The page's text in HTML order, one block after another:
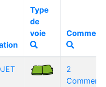
Type
de
voie
2